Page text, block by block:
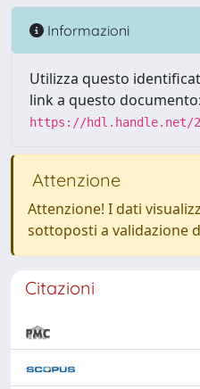
Informazioni
Utilizza questo
link a questo documento:
https://hdl.handle.net/
Attenzione
Attenzione! I dati
sottoposti a validazione
Citazioni